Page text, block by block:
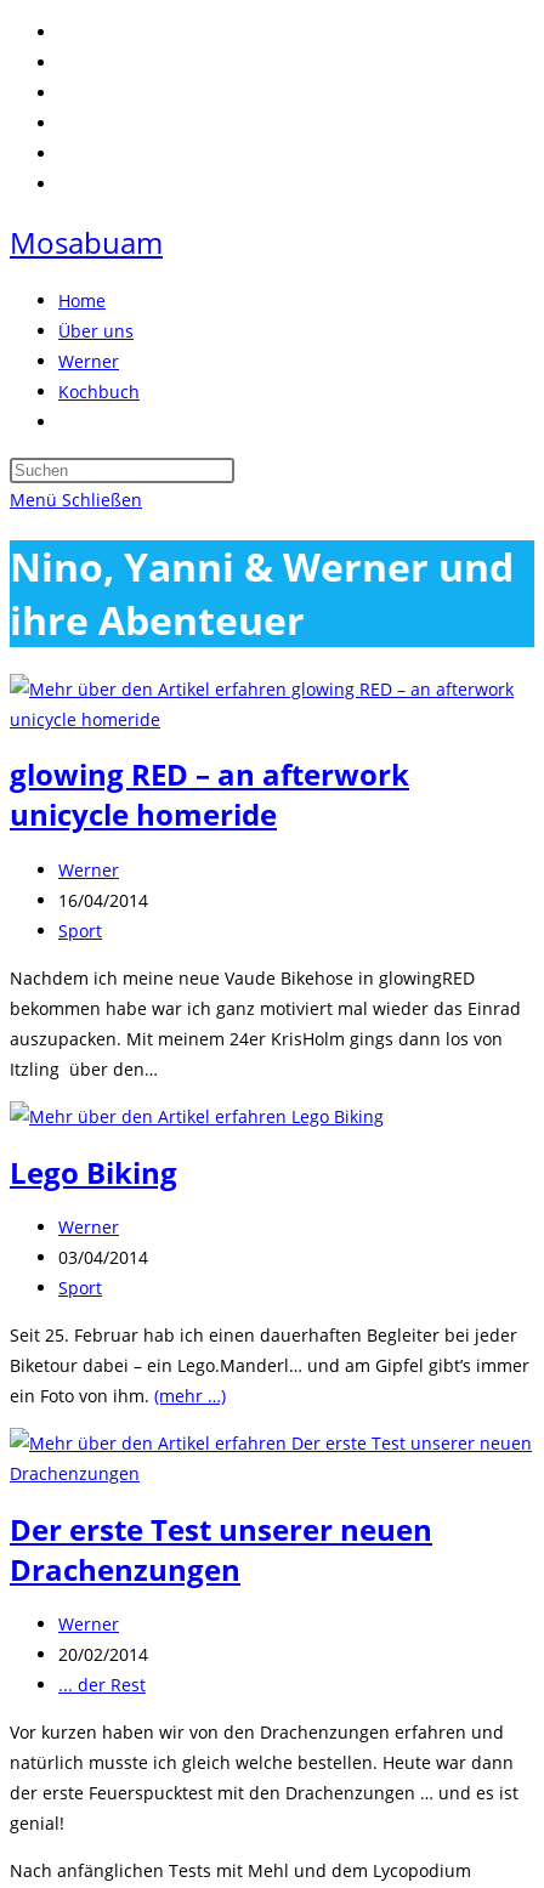
Zum
Inhalt
springen
Mosabuam
Home
Über uns
Werner
Kochbuch
umschalten
Press
close
the
search
panel.
Menü Schließen
Nino, Yanni & Werner und
ihre Abenteuer
glowing RED – an afterwork
unicycle homeride
Beitrags-
Autor:
Werner
Beitrag
veröffentlicht:
16/04/2014
Beitrags-
Sport
Nachdem ich meine neue Vaude Bikehose in glowingRED
bekommen habe war ich ganz motiviert mal wieder das Einrad
auszupacken. Mit meinem 24er KrisHolm gings dann los von
Itzling über den…
Lego Biking
Beitrags-
Autor:
Werner
Beitrag
veröffentlicht:
03/04/2014
Beitrags-
Sport
Seit 25. Februar hab ich einen dauerhaften Begleiter bei jeder
Biketour dabei – ein Lego.Manderl… und am Gipfel gibt’s immer
ein Foto von ihm. (mehr …)
Der erste Test unserer neuen
Drachenzungen
Beitrags-
Autor:
Werner
Beitrag
veröffentlicht:
20/02/2014
Beitrags-
... der Rest
Vor kurzen haben wir von den Drachenzungen erfahren und
natürlich musste ich gleich welche bestellen. Heute war dann
der erste Feuerspucktest mit den Drachenzungen … und es ist
genial!
Nach anfänglichen Tests mit Mehl und dem Lycopodium